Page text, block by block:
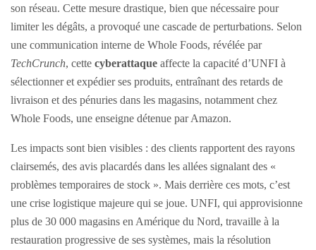
son réseau. Cette mesure drastique, bien que nécessaire pour
limiter les dégâts, a provoqué une cascade de perturbations. Selon
une communication interne de Whole Foods, révélée par
TechCrunch, cette cyberattaque affecte la capacité d’UNFI à
sélectionner et expédier ses produits, entraînant des retards de
livraison et des pénuries dans les magasins, notamment chez
Whole Foods, une enseigne détenue par Amazon.
Les impacts sont bien visibles : des clients rapportent des rayons
clairsemés, des avis placardés dans les allées signalant des «
problèmes temporaires de stock ». Mais derrière ces mots, c’est
une crise logistique majeure qui se joue. UNFI, qui approvisionne
plus de 30 000 magasins en Amérique du Nord, travaille à la
restauration progressive de ses systèmes, mais la résolution